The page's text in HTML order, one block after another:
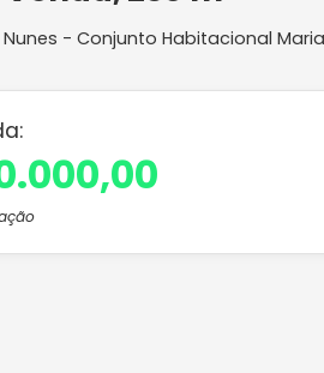
- Conjunto Habitacional